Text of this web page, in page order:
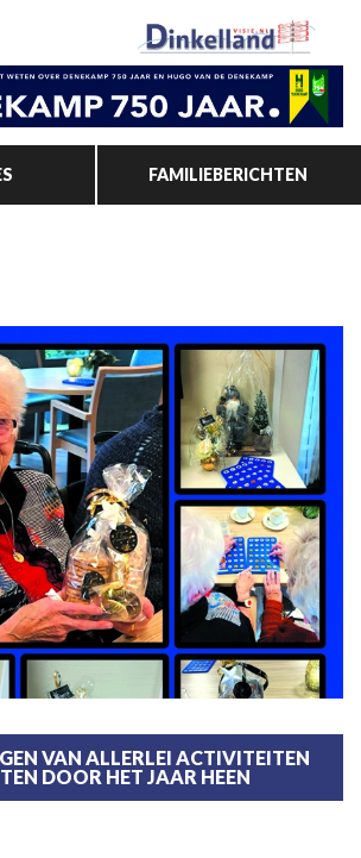
FAMILIEBERICHTEN
VAN ALLERLEI ACTIVITEITEN
DOOR HET JAAR HEEN